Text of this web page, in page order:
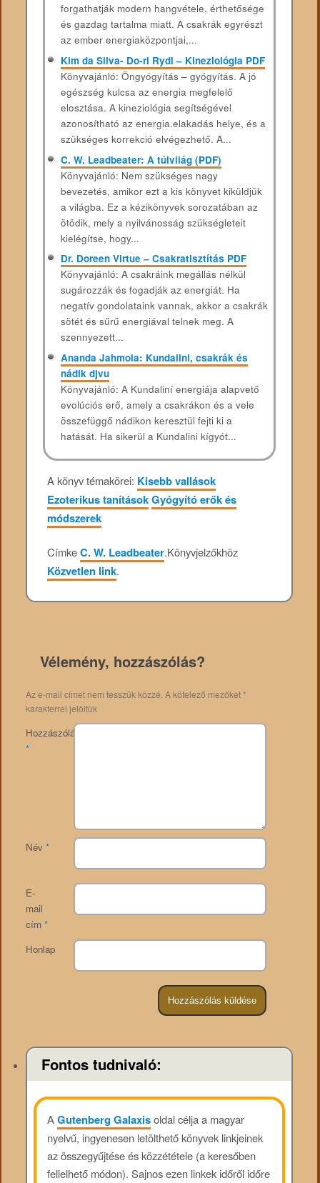
forgathatják modern hangvétele, érthetősége
és gazdag tartalma miatt. A csakrák egyrészt
az ember energiaközpontjai,...
Kim da Silva- Do-ri Rydl – Kineziológia PDF
Könyvajánló: Öngyógyítás – gyógyítás. A jó
egészség kulcsa az energia megfelelő
elosztása. A kineziológia segítségével
azonosítható az energia.elakadás helye, és a
szükséges korrekció elvégezhető. A...
C. W. Leadbeater: A túlvilág (PDF)
Könyvajánló: Nem szükséges nagy
bevezetés, amikor ezt a kis könyvet kiküldjük
a világba. Ez a kézikönyvek sorozatában az
ötödik, mely a nyilvánosság szükségleteit
kielégítse, hogy...
Dr. Doreen Virtue – Csakratisztítás PDF
Könyvajánló: A csakráink megállás nélkül
sugározzák és fogadják az energiát. Ha
negatív gondolataink vannak, akkor a csakrák
sötét és sűrű energiával telnek meg. A
szennyezett...
Ananda Jahmola: Kundalini, csakrák és
nádik djvu
Könyvajánló: A Kundaliní energiája alapvető
evolúciós erő, amely a csakrákon és a vele
összefüggő nádikon keresztül fejti ki a
hatását. Ha sikerül a Kundalini kígyót...
A könyv témakörei: Kisebb vallások
Ezoterikus tanításokGyógyító erők és
módszerek
CímkeC. W. Leadbeater.Könyvjelzőkhöz
Közvetlen link.
Vélemény, hozzászólás?
Az e-mail címet nem tesszük közzé. A kötelező mezőket*
karakterrel jelöltük
Hozzászólás
*
Név *
E-
mail
cím *
Honlap
Fontos tudnivaló:
AGutenberg Galaxisoldal célja a magyar
nyelvű, ingyenesen letölthető könyvek linkjeinek
az összegyűjtése és közzététele (a keresőben
fellelhető módon). Sajnos ezen linkek időről időre